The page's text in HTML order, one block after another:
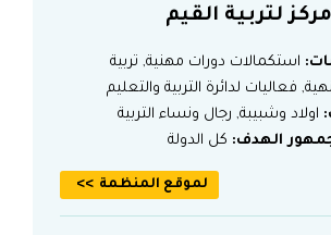
لتربية القيم
استكمالات دورات مهنية, تربية
فعاليات لدائرة التربية والتعليم
اولاد وشبيبة, رجال ونساء التربية
الهدف: كل الدولة
لموقع المنظمة